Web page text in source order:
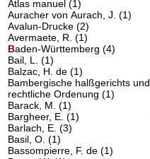
Atlas manuel(1)
Auracher von Aurach, J.(1)
Avalun-Drucke(2)
Avermaete, R.(1)
Baden-Württemberg(4)
Bail, L.(1)
Balzac, H. de(1)
Bambergische halßgerichts und
rechtliche Ordenung(1)
Barack, M.(1)
Bargheer, E.(1)
Barlach, E.(3)
Basil, O.(1)
Bassompierre, F. de(1)